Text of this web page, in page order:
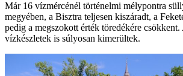
Már 16 vízmércénél történelmi mélypontra
megyében, a Bisztra teljesen kiszáradt, a
pedig a megszokott érték töredékére
vízkészletek is súlyosan kimerültek.